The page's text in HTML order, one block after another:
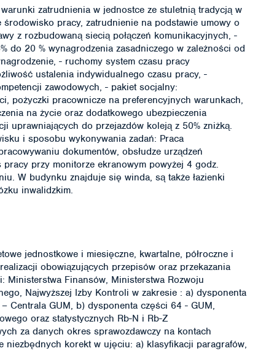
zatrudnienia w jednostce ze stuletnią tradycją w
pracy, zatrudnienie na podstawie umowy o
z rozbudowaną siecią połączeń komunikacyjnych, -
do 20 % wynagrodzenia zasadniczego w zależności od
- ruchomy system czasu pracy
ustalenia indywidualnego czasu pracy, -
zawodowych, - pakiet socjalny:
pożyczki pracownicze na preferencyjnych warunkach,
na życie oraz dodatkowego ubezpieczenia
uprawniających do przejazdów koleją z 50% zniżką.
i sposobu wykonywania zadań: Praca
dokumentów, obsłudze urządzeń
przy monitorze ekranowym powyżej 4 godz.
W budynku znajduje się winda, są także łazienki
inwalidzkim.
jednostkowe i miesięczne, kwartalne, półroczne i
obowiązujących przepisów oraz przekazania
Finansów, Ministerstwa Rozwoju
Najwyższej Izby Kontroli w zakresie : a) dysponenta
Centrala GUM, b) dysponenta części 64 - GUM,
oraz statystycznych Rb-N i Rb-Z
za danych okres sprawozdawczy na kontach
niezbędnych korekt w ujęciu: a) klasyfikacji paragrafów,